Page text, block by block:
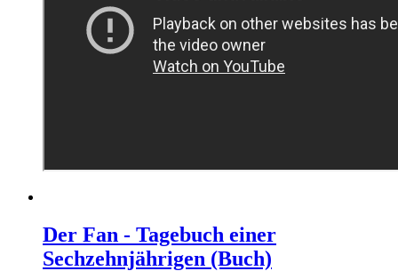
Der Fan - Tagebuch einer
Sechzehnjährigen (Buch)